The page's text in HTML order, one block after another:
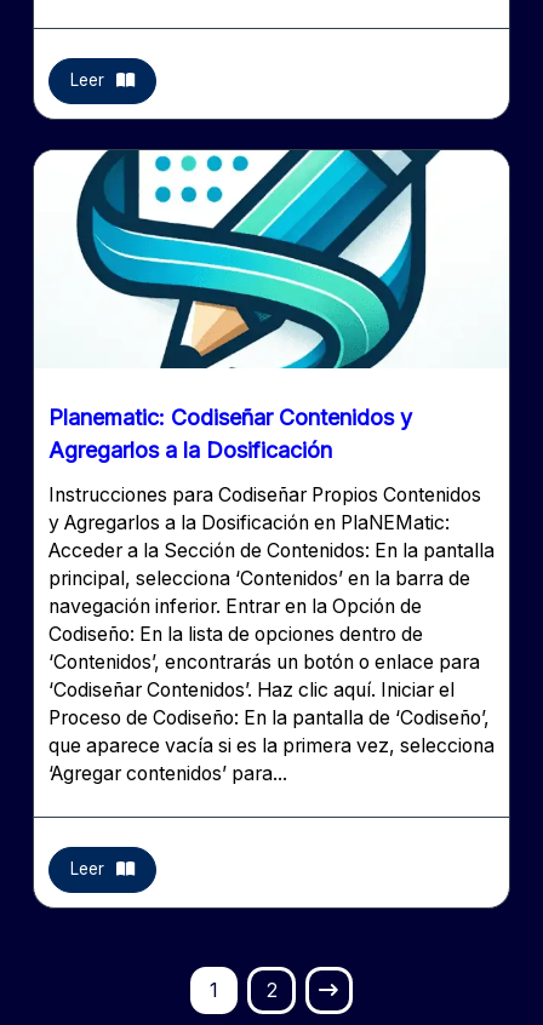
Leer
Planematic: Codiseñar Contenidos y
Agregarlos a la Dosificación
Instrucciones para Codiseñar Propios Contenidos
y Agregarlos a la Dosificación en PlaNEMatic:
Acceder a la Sección de Contenidos: En la pantalla
principal, selecciona ‘Contenidos’ en la barra de
navegación inferior. Entrar en la Opción de
Codiseño: En la lista de opciones dentro de
‘Contenidos’, encontrarás un botón o enlace para
‘Codiseñar Contenidos’. Haz clic aquí. Iniciar el
Proceso de Codiseño: En la pantalla de ‘Codiseño’,
que aparece vacía si es la primera vez, selecciona
‘Agregar contenidos’ para...
Leer
1 2